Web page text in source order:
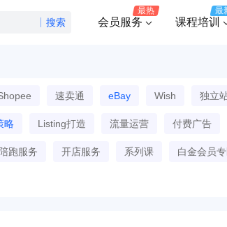
搜索 会员服务
最热
课程培训
最
速卖通 eBay Wish 独立
略 Listing打造 流量运营 付费广告
陪跑服务 开店服务 系列课 白金会员